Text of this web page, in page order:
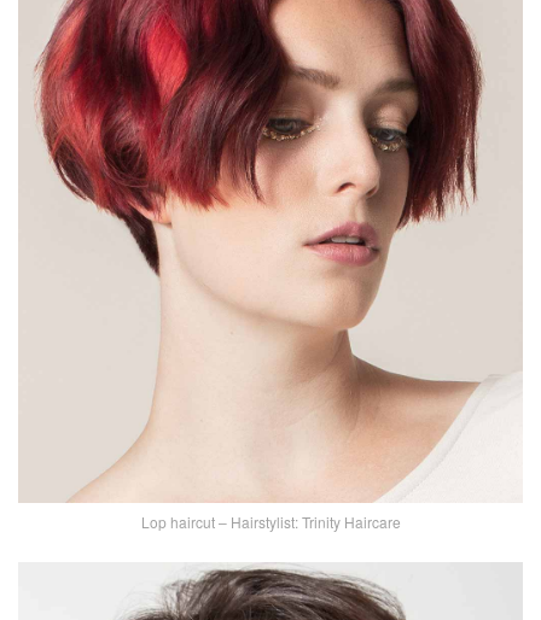
Lop haircut – Hairstylist: Trinity Haircare